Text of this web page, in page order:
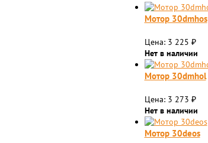
Мотор 30dmhos
Цена: 3 225 ₽
Нет в наличии
Мотор 30dmhol
Цена: 3 273 ₽
Нет в наличии
Мотор 30deos